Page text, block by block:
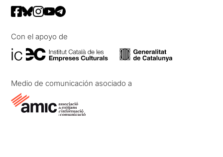
Con el apoyo de
Medio de comunicación asociado a